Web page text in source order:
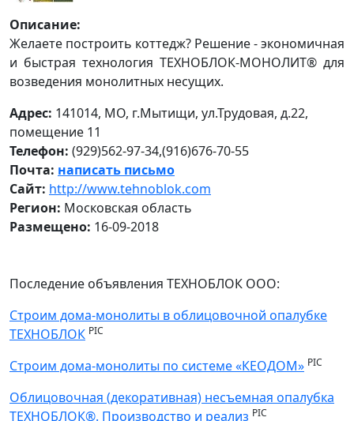
Описание:
Желаете построить коттедж? Решение - экономичная
и быстрая технология ТЕХНОБЛОК-МОНОЛИТ® для
возведения монолитных несущих.
Адрес: 141014, МО, г.Мытищи, ул.Трудовая, д.22,
помещение 11
Телефон: (929)562-97-34,(916)676-70-55
Почта: написать письмо
Сайт: http://www.tehnoblok.com
Регион: Московская область
Размещено: 16-09-2018
Последение объявления ТЕХНОБЛОК ООО:
Строим дома-монолиты в облицовочной опалубке
ТЕХНОБЛОК PIC
Строим дома-монолиты по системе «КЕОДОМ» PIC
Облицовочная (декоративная) несъемная опалубка
ТЕХНОБЛОК®. Производство и реализ PIC